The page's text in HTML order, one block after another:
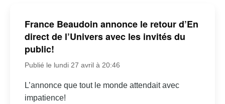
France Beaudoin annonce le retour d’En
direct de l’Univers avec les invités du
public!
Publié le lundi 27 avril à 20:46
L’annonce que tout le monde attendait avec
impatience!